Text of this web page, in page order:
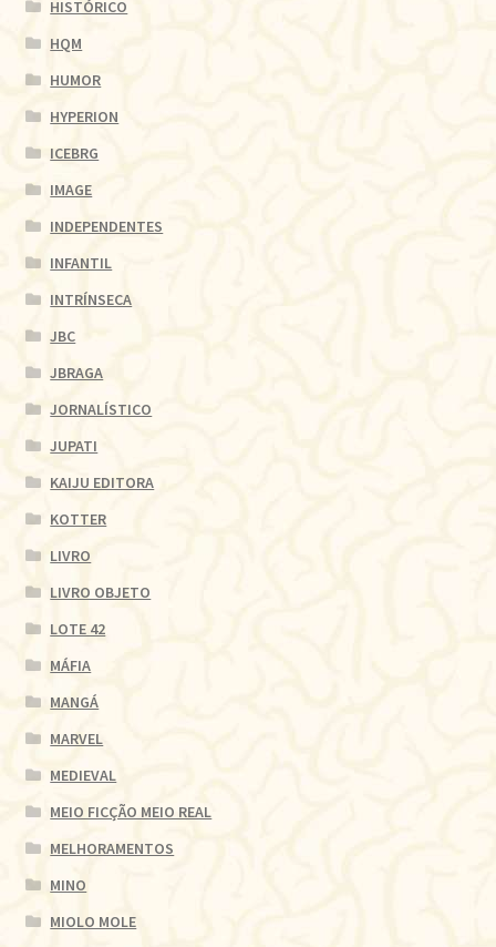
HISTÓRICO
HQM
HUMOR
HYPERION
ICEBRG
IMAGE
INDEPENDENTES
INFANTIL
INTRÍNSECA
JBC
JBRAGA
JORNALÍSTICO
JUPATI
KAIJU EDITORA
KOTTER
LIVRO
LIVRO OBJETO
LOTE 42
MÁFIA
MANGÁ
MARVEL
MEDIEVAL
MEIO FICÇÃO MEIO REAL
MELHORAMENTOS
MINO
MIOLO MOLE